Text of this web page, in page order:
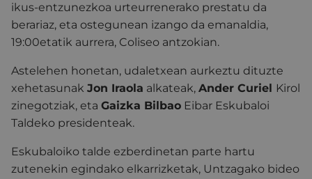
ikus-entzunezkoa urteurrenerako prestatu da
berariaz, eta ostegunean izango da emanaldia,
19:00etatik aurrera, Coliseo antzokian.
Astelehen honetan, udaletxean aurkeztu dituzte
xehetasunak Jon Iraola alkateak, Ander Curiel Kirol
zinegotziak, eta Gaizka Bilbao Eibar Eskubaloi
Taldeko presidenteak.
Eskubaloiko talde ezberdinetan parte hartu
zutenekin egindako elkarrizketak, Untzagako bideo